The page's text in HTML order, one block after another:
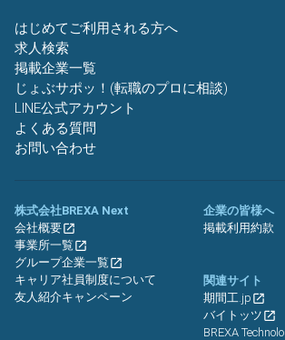
はじめてご利用される方へ
求人検索
掲載企業一覧
じょぶサポッ！(転職のプロに相談)
LINE公式アカウント
よくある質問
お問い合わせ
株式会社BREXA Next
会社概要
事業所一覧
グループ企業一覧
キャリア社員制度について
友人紹介キャンペーン
企業の皆様へ
掲載利用約款
関連サイト
期間工.jp
バイトッツ
BREXA